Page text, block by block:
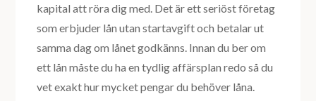
kapital att röra dig med. Det är ett seriöst företag
som erbjuder lån utan startavgift och betalar ut
samma dag om lånet godkänns. Innan du ber om
ett lån måste du ha en tydlig affärsplan redo så du
vet exakt hur mycket pengar du behöver låna.